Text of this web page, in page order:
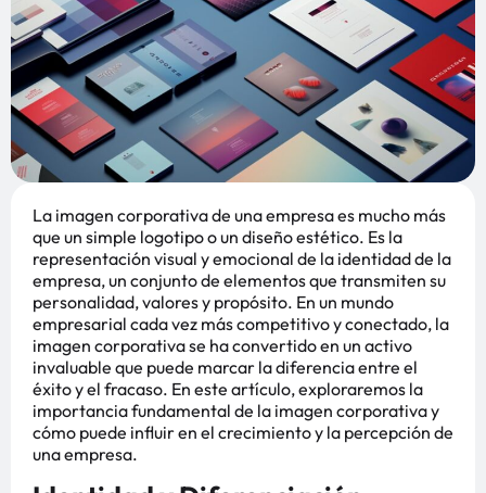
La imagen corporativa de una empresa es mucho más
que un simple logotipo o un diseño estético. Es la
representación visual y emocional de la identidad de la
empresa, un conjunto de elementos que transmiten su
personalidad, valores y propósito. En un mundo
empresarial cada vez más competitivo y conectado, la
imagen corporativa se ha convertido en un activo
invaluable que puede marcar la diferencia entre el
éxito y el fracaso. En este artículo, exploraremos la
importancia fundamental de la imagen corporativa y
cómo puede influir en el crecimiento y la percepción de
una empresa.